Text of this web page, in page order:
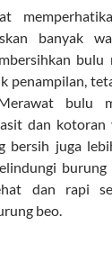
banyak
penampilan,
bulu
dan kotoran
bersih juga
burung
dan rapi
beo.